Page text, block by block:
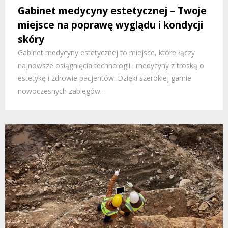
Gabinet medycyny estetycznej – Twoje
miejsce na poprawę wyglądu i kondycji
skóry
Gabinet medycyny estetycznej to miejsce, które łączy
najnowsze osiągnięcia technologii i medycyny z troską o
estetykę i zdrowie pacjentów. Dzięki szerokiej gamie
nowoczesnych zabiegów…